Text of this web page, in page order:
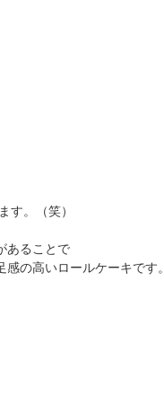
す。（笑）
あることで
の高いロールケーキです。